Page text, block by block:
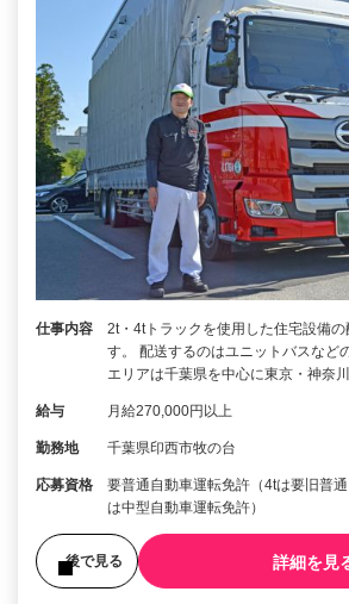
仕事内容
2t・4tトラックを使用した住宅設備の
す。 配送するのはユニットバスなど
エリアは千葉県を中心に東京・神奈
給与 月給270,000円以上
勤務地 千葉県印西市牧の台
応募資格
要普通自動車運転免許（4tは要旧普
は中型自動車運転免許）
後で見る 詳細を見